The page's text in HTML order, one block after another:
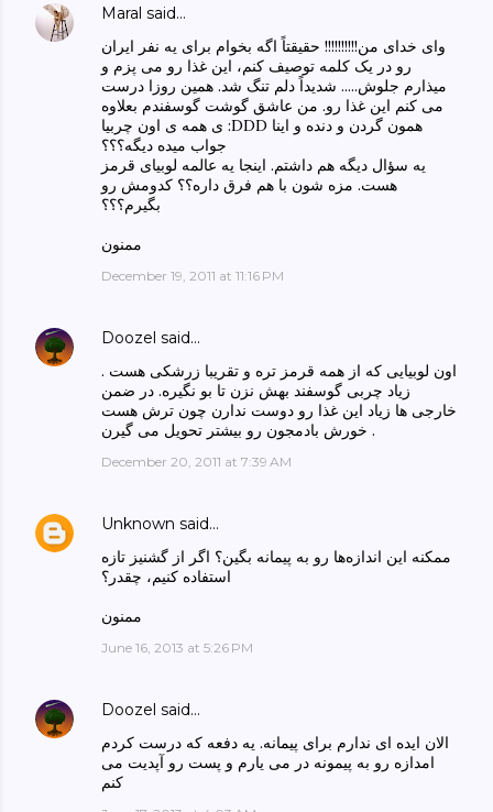
Maral said…
وای خدای من!!!!!!!!!! حقیقتاً اگه بخوام برای یه نفر ایران
رو در یک کلمه توصیف کنم، این غذا رو می پزم و
میذارم جلوش..... شدیداً دلم تنگ شد. همین روزا درست
می کنم این غذا رو. من عاشق گوشت گوسفندم بعلاوه
ی همه ی اون چربیا :DDD همون گردن و دنده و اینا
جواب میده دیگه؟؟؟
یه سؤال دیگه هم داشتم. اینجا یه عالمه لوبیای قرمز
هست. مزه شون با هم فرق داره؟؟ کدومش رو
بگیرم؟؟؟
ممنون
December 19, 2011 at 11:16 PM
Doozel said…
اون لوبیایی که از همه قرمز تره و تقریبا زرشکی هست .
زیاد چربی گوسفند بهش نزن تا بو نگیره. در ضمن
خارجی ها زیاد این غذا رو دوست ندارن چون ترش هست
. خورش بادمجون رو بیشتر تحویل می گیرن
December 20, 2011 at 7:39 AM
Unknown said…
ممکنه این اندازه‌ها رو به پیمانه بگین؟ اگر از گشنیز تازه
استفاده کنیم، چقدر؟
ممنون
June 16, 2013 at 5:26 PM
Doozel said…
الان ایده ای ندارم برای پیمانه. یه دفعه که درست کردم
امدازه رو به پیمونه در می یارم و پست رو آپدیت می
کنم